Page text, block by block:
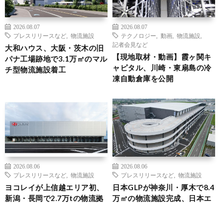
2026.08.07
プレスリリースなど
物流施設
大和ハウス、大阪・茨木の旧
パナ工場跡地で3.1万㎡のマル
チ型物流施設着工
2026.08.07
テクノロジー
動画 物流施設
記者会見など
【現地取材・動画】霞ヶ関キ
ャピタル、川崎・東扇島の冷
凍自動倉庫を公開
2026.08.06
プレスリリースなど
物流施設
ヨコレイが上信越エリア初、
新潟・長岡で2.7万tの物流拠
2026.08.06
プレスリリースなど
物流施設
日本GLPが神奈川・厚木で8.4
万㎡の物流施設完成、日本エ